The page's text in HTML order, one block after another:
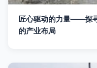
匠心驱动的力量——探
的产业布局